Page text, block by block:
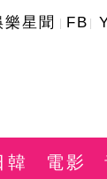
星聞 FB
韓 電影